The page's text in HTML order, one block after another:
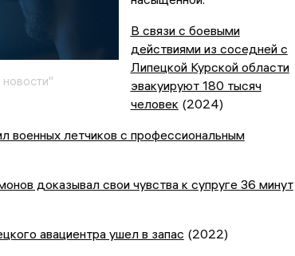
В связи с боевыми
действиями из соседней с
Липецкой Курской области
эвакуируют 180 тысяч
человек (2024)
военных летчиков с профессиональным
доказывал свои чувства к супруге 36 минут
авациентра ушел в запас (2022)